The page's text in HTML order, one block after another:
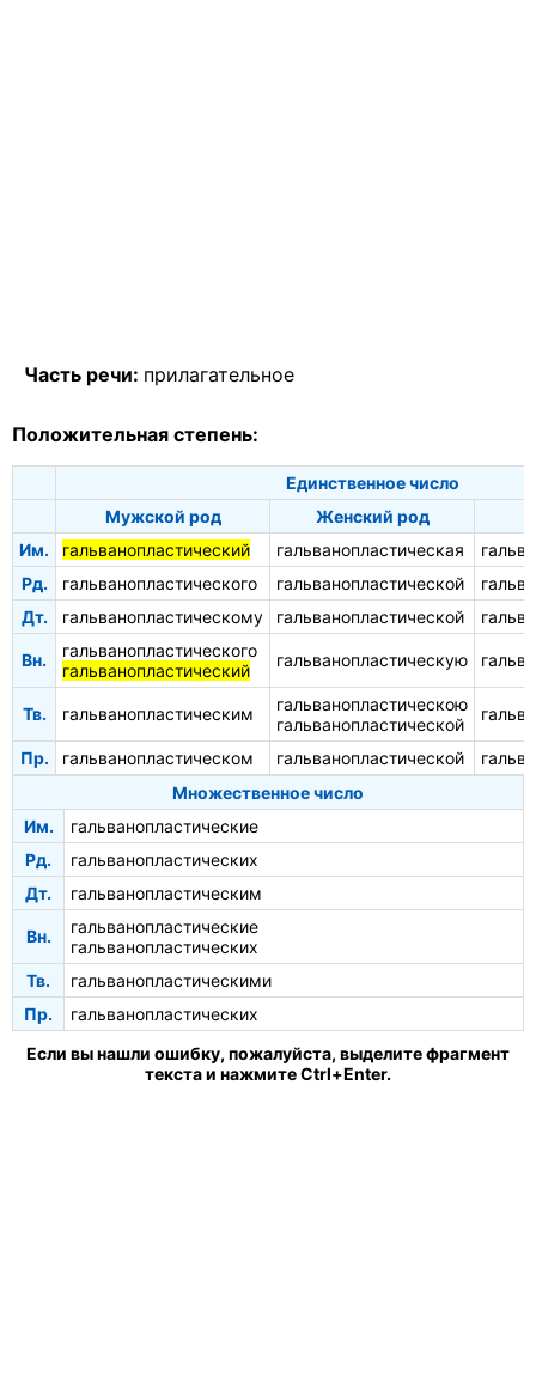
Часть речи: прилагательное
Положительная степень:
Единственное число
Мужской род
Женский род
Им.
гальванопластический гальванопластическая
Рд.
гальванопластического гальванопластической
Дт.
гальванопластическому гальванопластической
Вн.
гальванопластического
гальванопластический
гальванопластическую
Тв. гальванопластическим
гальванопластическою
гальванопластической
Пр. гальванопластическом гальванопластической
Множественное число
Им.
гальванопластические
Рд.
гальванопластических
Дт.
гальванопластическим
Вн.
гальванопластические
гальванопластических
Тв.
гальванопластическими
Пр.
гальванопластических
Если вы нашли ошибку, пожалуйста, выделите фрагмент
текста и нажмите Ctrl+Enter.